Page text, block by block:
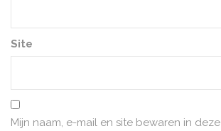
Site
Mijn naam, e-mail en site bewaren in deze